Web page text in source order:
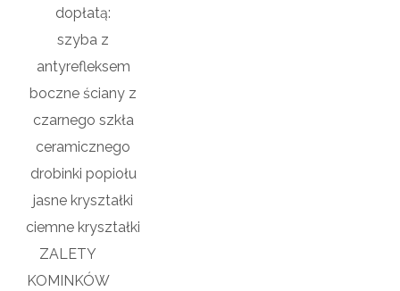
dopłatą:
szyba z
antyrefleksem
boczne ściany z
czarnego szkła
ceramicznego
drobinki popiołu
jasne kryształki
ciemne kryształki
ZALETY
KOMINKÓW